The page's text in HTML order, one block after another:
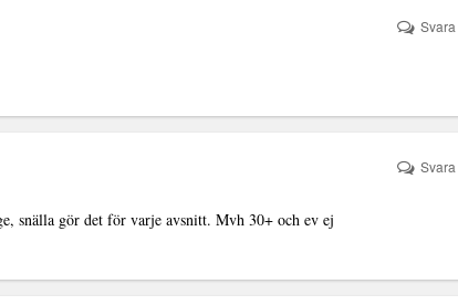
Svara
snälla gör det för varje avsnitt. Mvh 30+ och ev ej
Svara